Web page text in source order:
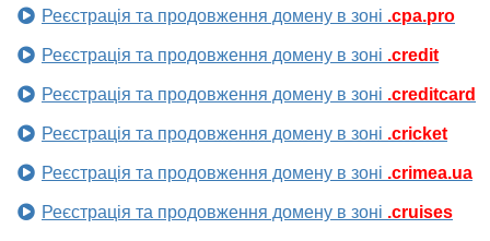
Реєстрація та продовження домену в зоні .cpa.pro
Реєстрація та продовження домену в зоні .credit
Реєстрація та продовження домену в зоні .creditcard
Реєстрація та продовження домену в зоні .cricket
Реєстрація та продовження домену в зоні .crimea.ua
Реєстрація та продовження домену в зоні .cruises